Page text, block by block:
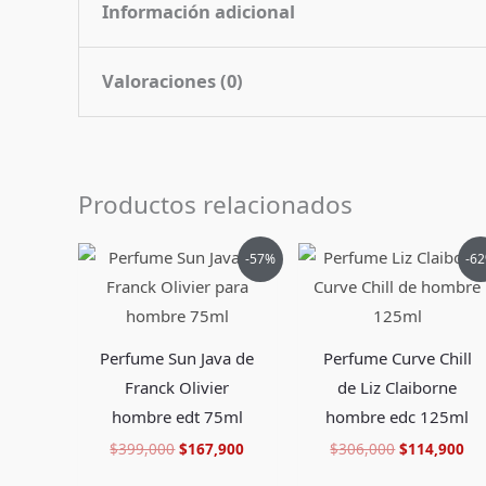
Información adicional
Contenido
Pais de Origen Italia
Tipo de Perfume Eau de Toilette (edt)
Valoraciones (0)
Sé el primero en valorar
Debesaccederpara publicar una valoración.
Productos relacionados
-57%
Perfume Sun Java de
Franck Olivier
hombre edt 75ml
$399,000
El
precio
original
$399,000.
$167,900
El
precio
actual
-
Perfume Curve Chill
de Liz Claiborne
hombre edc 125ml
$306,000
El
precio
original
era:
$306,000.
$114,900
El